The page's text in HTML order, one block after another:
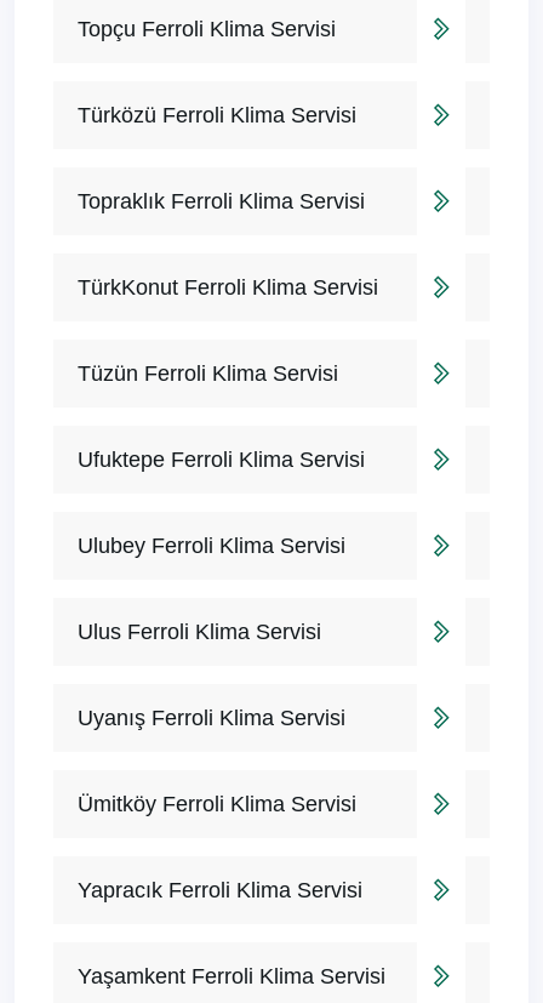
Topçu Ferroli Klima Servisi
Türközü Ferroli Klima Servisi
Topraklık Ferroli Klima Servisi
TürkKonut Ferroli Klima Servisi
Tüzün Ferroli Klima Servisi
Ufuktepe Ferroli Klima Servisi
Ulubey Ferroli Klima Servisi
Ulus Ferroli Klima Servisi
Uyanış Ferroli Klima Servisi
Ümitköy Ferroli Klima Servisi
Yapracık Ferroli Klima Servisi
Yaşamkent Ferroli Klima Servisi